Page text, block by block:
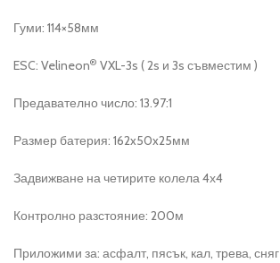
Гуми: 114×58мм
ESC: Velineon® VXL-3s ( 2s и 3s съвместим )
Предавателно число: 13.97:1
Размер батерия: 162x50x25мм
Задвижване на четирите колела 4х4
Контролно разстояние: 200м
Приложими за: асфалт, пясък, кал, трева, сняг